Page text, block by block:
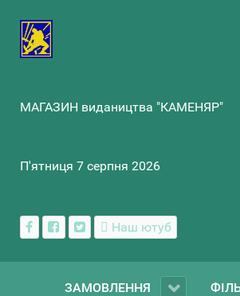
МАГАЗИН видаництва "КАМЕНЯР"
П'ятниця 7 серпня 2026
Наш ютуб
ЗАМОВЛЕННЯ